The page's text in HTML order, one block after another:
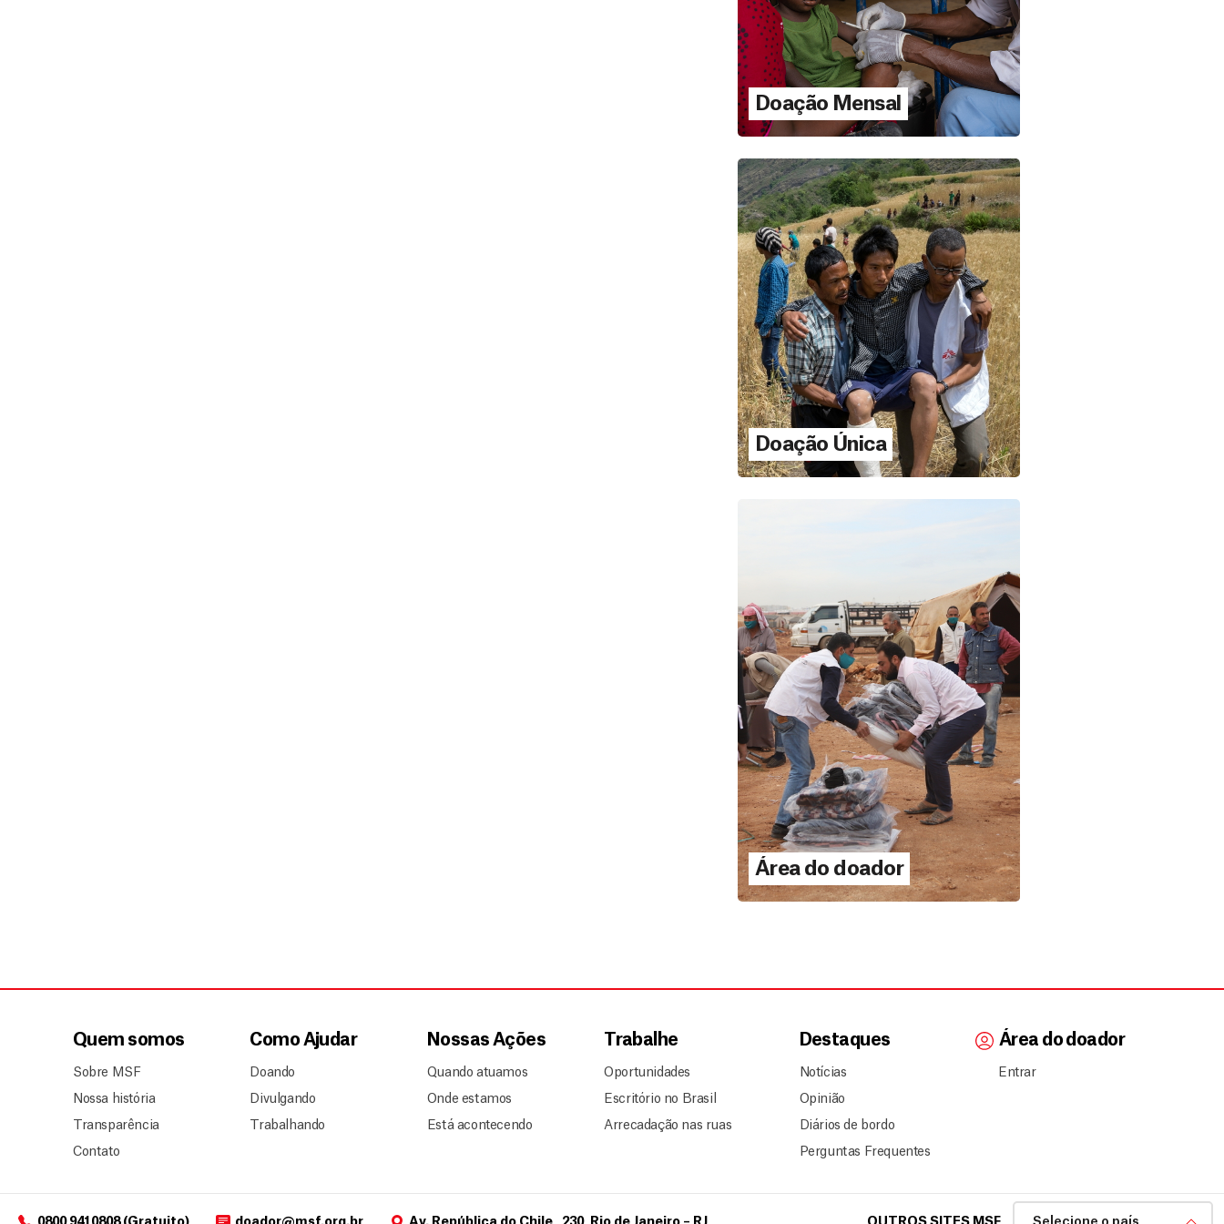
Doação Mensal
Doação Mensal
LEIA MAIS
Doação Única
Área do doador
Quem somos
Sobre MSF
Nossa história
Transparência
Contato
Como Ajudar
Doando
Divulgando
Trabalhando
Nossas Ações
Quando atuamos
Onde estamos
Está acontecendo
Trabalhe
Oportunidades
Escritório no Brasil
Arrecadação nas ruas
Destaques
Notícias
Opinião
Diários de bordo
Perguntas Frequentes
Área do doador
Entrar